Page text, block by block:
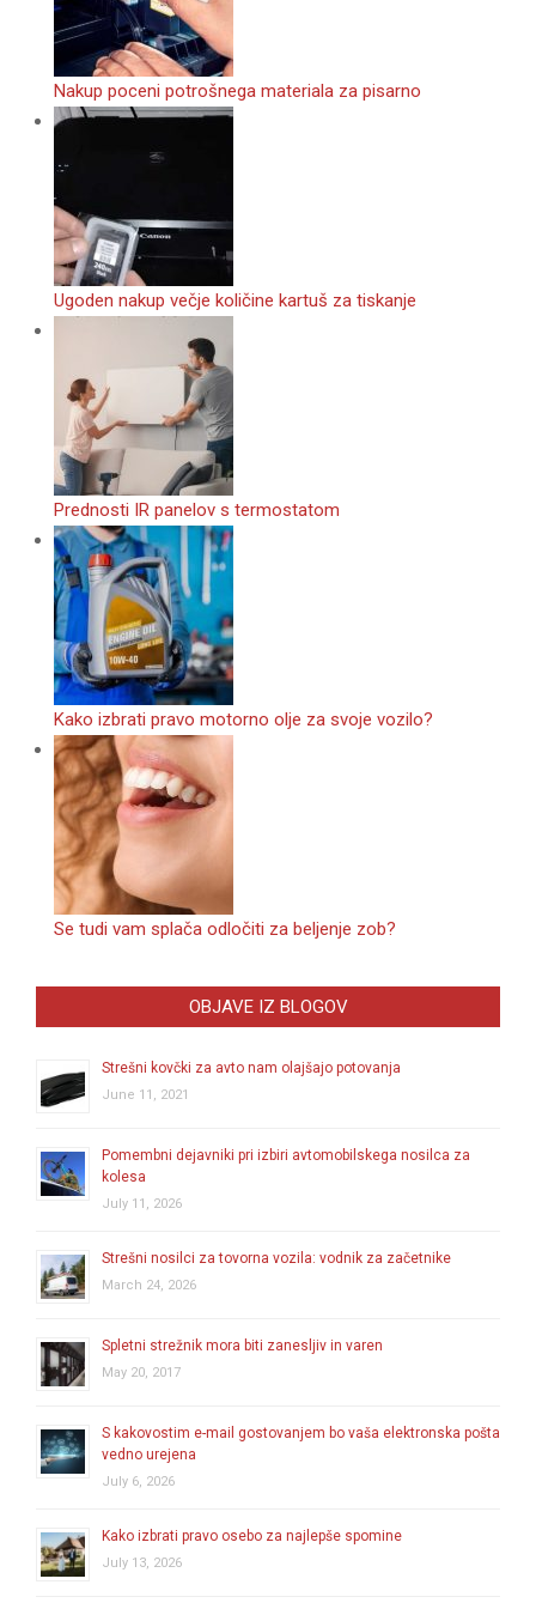
Nakup poceni potrošnega materiala za pisarno
Ugoden nakup večje količine kartuš za tiskanje
Prednosti IR panelov s termostatom
Kako izbrati pravo motorno olje za svoje vozilo?
Se tudi vam splača odločiti za beljenje zob?
OBJAVE IZ BLOGOV
Strešni kovčki za avto nam olajšajo potovanja
June 11, 2021
Pomembni dejavniki pri izbiri avtomobilskega nosilca za
kolesa
July 11, 2026
Strešni nosilci za tovorna vozila: vodnik za začetnike
March 24, 2026
Spletni strežnik mora biti zanesljiv in varen
May 20, 2017
S kakovostim e-mail gostovanjem bo vaša elektronska pošta
vedno urejena
July 6, 2026
Kako izbrati pravo osebo za najlepše spomine
July 13, 2026